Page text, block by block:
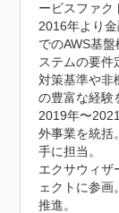
ービスファク
2016年より
でのAWS基
ステムの要件
対策基準や非
の豊富な経験
2019年〜
外事業を統括
手に担当。
エクサウィザ
ェクトに参
推進。